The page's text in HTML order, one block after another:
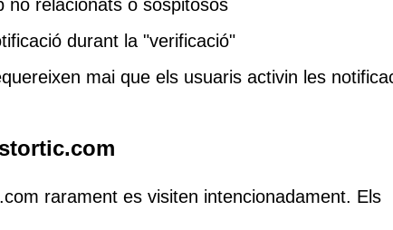
no relacionats o sospitosos
durant la "verificació"
mai que els usuaris activin les
rarament es visiten intencionadament. Els